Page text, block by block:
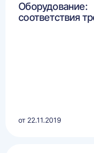
Оборудование:
соответствия
от 22.11.2019